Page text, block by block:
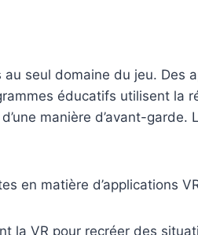
seul domaine du jeu. Des
éducatifs utilisent
manière d’avant-
en matière d’applications
la VR pour recréer des